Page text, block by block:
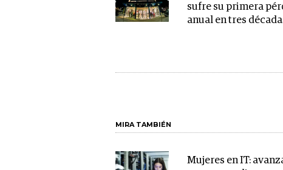
sufre su primera
anual en tres
MIRA TAMBIÉN
Mujeres en IT: